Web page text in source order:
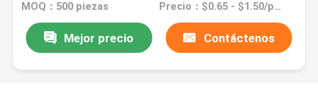
MOQ：500 piezas Precio：$0.65 - $1.50/pieces
Mejor precio Contáctenos